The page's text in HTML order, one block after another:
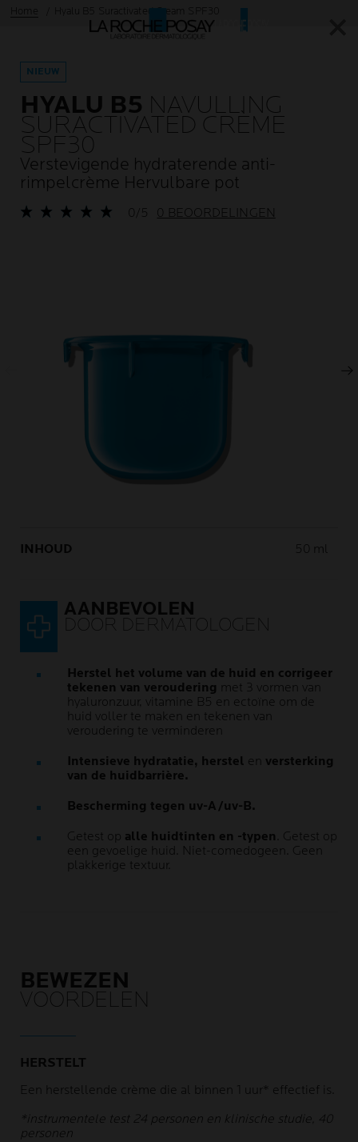
Hyalu B5 Suractivated Cream SPF30
NIEUW
HYALU B5 NAVULLING
SURACTIVATED CRÈME
SPF30
Verstevigende hydraterende anti-
rimpelcrème Hervulbare pot
0/5 0 BEOORDELINGEN
Vorig scherm
Volgend scherm
INHOUD Volume
50 ml
AANBEVOLEN
DOOR DERMATOLOGEN
Herstel het volume van de huid en corrigeer
tekenen van veroudering met 3 vormen van
hyaluronzuur, vitamine B5 en ectoïne om de
huid voller te maken en tekenen van
veroudering te verminderen
Intensieve hydratatie, herstel en versterking
van de huidbarrière.
Bescherming tegen uv-A/uv-B.
Getest op alle huidtinten en -typen . Getest op
een gevoelige huid. Niet-comedogeen. Geen
plakkerige textuur.
BEWEZEN
VOORDELEN
HERSTELT
Een herstellende crème die al binnen 1 uur* effectief is.
*instrumentele test 24 personen en klinische studie, 40
personen